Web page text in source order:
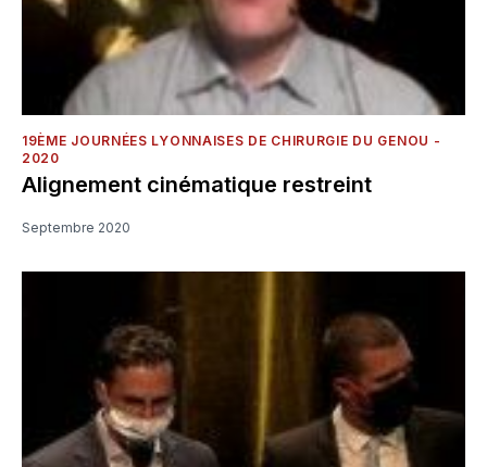
19ÈME JOURNÉES LYONNAISES DE CHIRURGIE DU GENOU -
2020
Alignement cinématique restreint
Septembre 2020